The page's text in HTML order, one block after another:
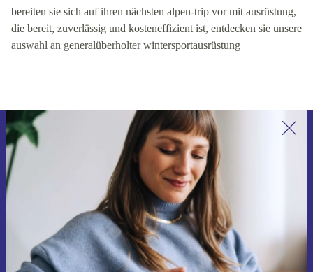
bereiten sie sich auf ihren nächsten alpen-trip vor mit ausrüstung,
die bereit, zuverlässig und kosteneffizient ist, entdecken sie unsere
auswahl an generalüberholter wintersportausrüstung
Erstmals zum Newsletter anmelden,
15 € sparen!
Verpasse kein Angebot mehr.
Gutschein anfordern